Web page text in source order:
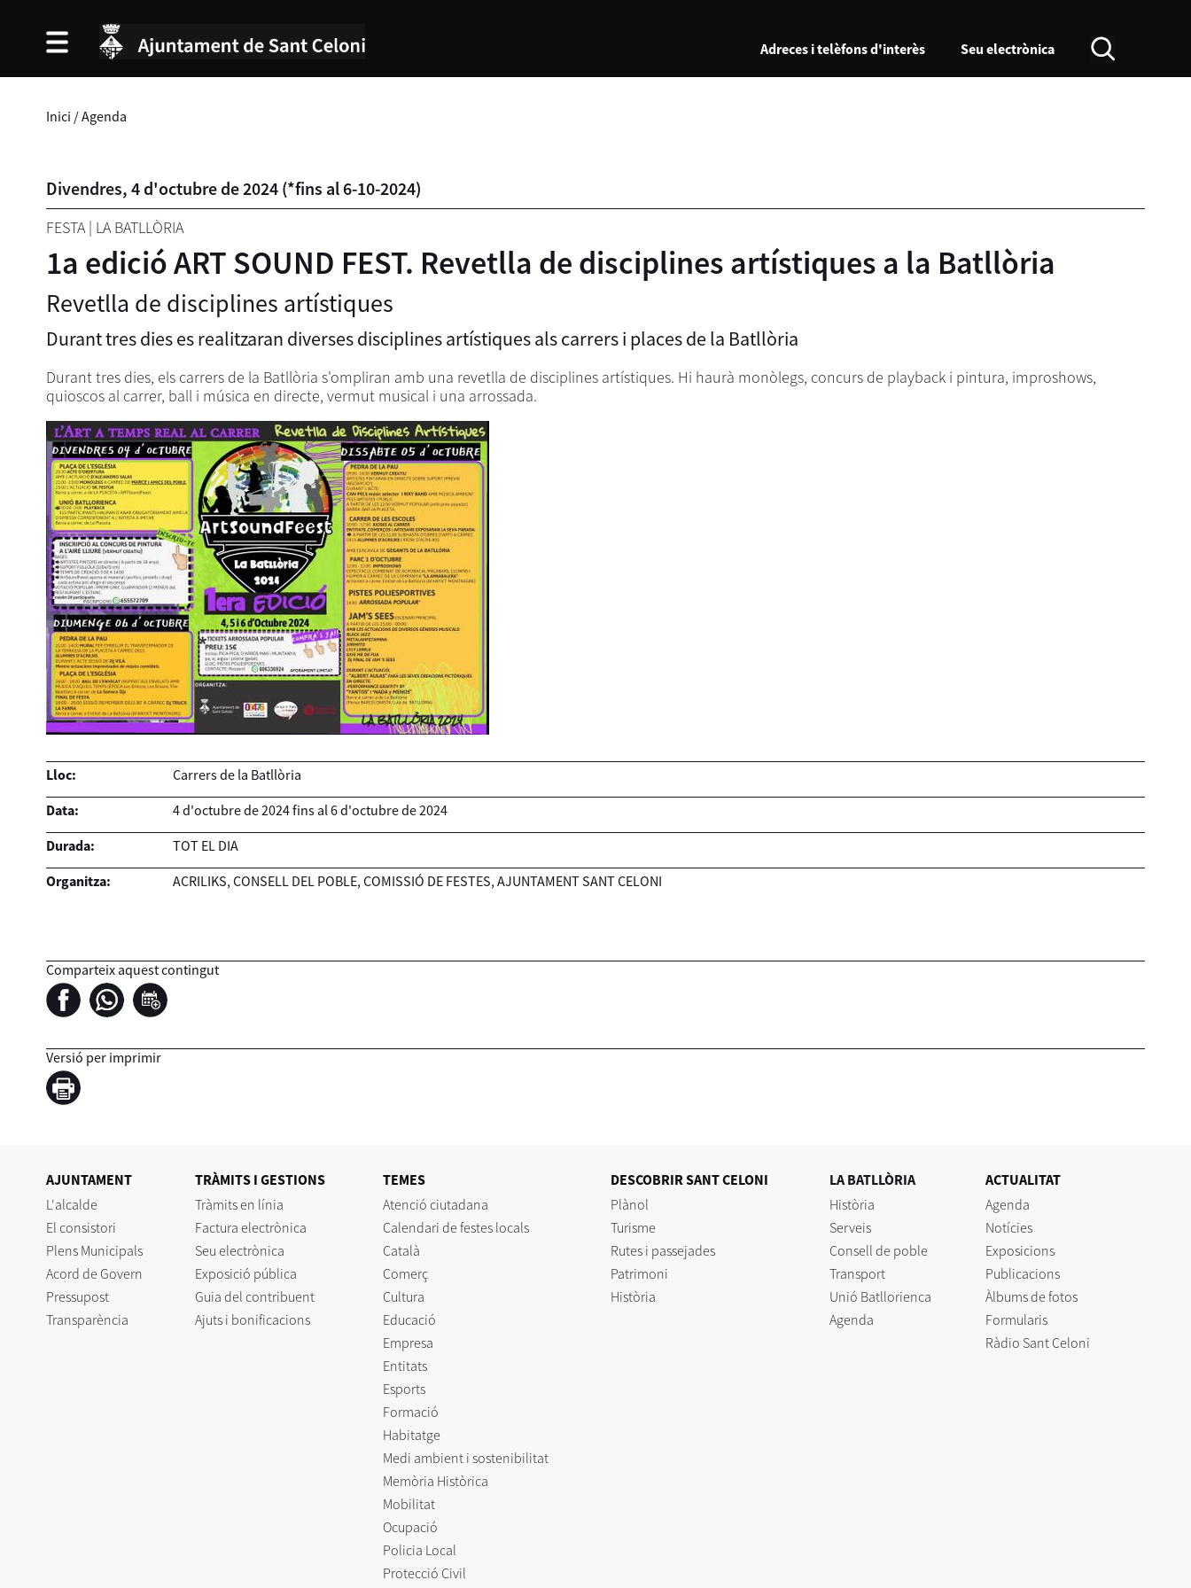
Adreces i telèfons d'interès Seu electrònica
Inici /Agenda
Divendres, 4 d'octubre de2024 (*fins al 6-10-2024)
FESTA | LA BATLLÒRIA
1a edició ART SOUND FEST. Revetlla de disciplines artístiques a la Batllòria
Revetlla de disciplines artístiques
Durant tres dies es realitzaran diverses disciplines artístiques als carrers i places de la Batllòria
Durant tres dies, els carrers de la Batllòria s'ompliran amb una revetlla de disciplines artístiques. Hi haurà monòlegs, concurs de playback i pintura, improshows,
quioscos al carrer, ball i música en directe, vermut musical i una arrossada.
Lloc:
Carrers de la Batllòria
Data:
4d'octubrede2024fins al6d'octubrede2024
Durada:
TOT EL DIA
Organitza:
ACRILIKS, CONSELL DEL POBLE, COMISSIÓ DE FESTES, AJUNTAMENT SANT CELONI
Comparteix aquest contingut
Versió per imprimir
AJUNTAMENT
L'alcalde
El consistori
Plens Municipals
Acord de Govern
Pressupost
Transparència
TRÀMITS I GESTIONS
Tràmits en línia
Factura electrònica
Seu electrònica
Exposició pública
Guia del contribuent
Ajuts i bonificacions
TEMES
Atenció ciutadana
Calendari de festes locals
Català
Comerç
Cultura
Educació
Empresa
Entitats
Esports
Formació
Habitatge
Medi ambient i sostenibilitat
Memòria Històrica
Mobilitat
Ocupació
Policia Local
Protecció Civil
DESCOBRIR SANT CELONI
Plànol
Turisme
Rutes i passejades
Patrimoni
Història
LA BATLLÒRIA
Història
Serveis
Consell de poble
Transport
Unió Batllorienca
Agenda
ACTUALITAT
Agenda
Notícies
Exposicions
Publicacions
Àlbums de fotos
Formularis
Ràdio Sant Celoni